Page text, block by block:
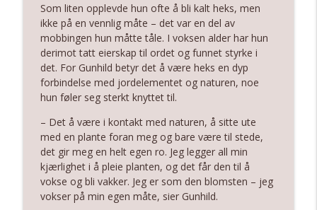
Juliet Zahirah
Love, Joy & Heartset Podcast
Å våge å være – Hanne Kristine Rohdes
vei fra politi til spirituell veiviser
Love, Joy & Heartset Podcast
Å skape skjønnhet gjennom mot –
Memona Luokkanens reise
Love, Joy & Heartset Podcast
Fay Skandsen – En reise for å løfte det
feminine
Som liten opplevde hun ofte å bli kalt heks, men
ikke på en vennlig måte – det var en del av
mobbingen hun måtte tåle. I voksen alder har hun
derimot tatt eierskap til ordet og funnet styrke i
det. For Gunhild betyr det å være heks en dyp
forbindelse med jordelementet og naturen, noe
hun føler seg sterkt knyttet til.
– Det å være i kontakt med naturen, å sitte ute
med en plante foran meg og bare være til stede,
det gir meg en helt egen ro. Jeg legger all min
kjærlighet i å pleie planten, og det får den til å
vokse og bli vakker. Jeg er som den blomsten – jeg
vokser på min egen måte, sier Gunhild.